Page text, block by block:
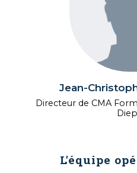
Jean-
Directeur de CMA
L'équipe